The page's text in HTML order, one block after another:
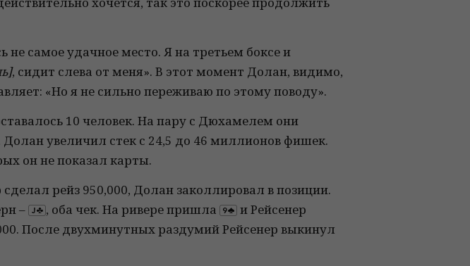
не самое удачное место. Я на третьем боксе и
, сидит слева от меня». В этот момент Долан, видимо,
«Но я не сильно переживаю по этому поводу».
10 человек. На пару с Дюхамелем они
увеличил стек с 24,5 до 46 миллионов фишек.
он не показал карты.
рейз 950,000, Долан заколлировал в позиции.
– , оба чек. На ривере пришла
и Рейсенер
После двухминутных раздумий Рейсенер выкинул